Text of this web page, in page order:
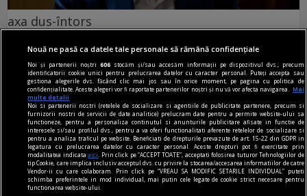
axa dus-întors
Și totuși, posteritatea lui este impresionantă și
oricine mai simte românește nu poate să nu
simtă o înaltă emoție gîndindu-se la el.
Sever VOINESCU
Nouă ne pasă ca datele tale personale să rămână confidențiale
Noi și partenerii noștri606 stocăm și/sau accesăm informații pe dispozitivul dvs., precum
identificatorii cookie unici pentru prelucrarea datelor cu caracter personal. Puteți accepta sau
gestiona alegerile dvs. făcând clic mai jos sau în orice moment, pe pagina cu politica de
confidențialitate. Aceste alegeri vor fi raportate partenerilor noștri și nu vă vor afecta navigarea.
Mai
multe detalii
Noi si partenerii nostri (retelele de socializare si agentiile de publicitate partenere, precum si
furnizorii nostri de servicii de date analitice) prelucram date pentru a permite website-ului sa
functioneze, pentru a personaliza continutul si anunturile publicitare afisate in functie de
interesele si/sau profilul dvs., pentru a va oferi functionalitati aferente retelelor de socializare si
pentru a analiza traficul pe website. Beneficiati de drepturile prevazute de art. 15-22 din GDPR in
legatura cu prelucrarea datelor cu caracter personal. Aceste drepturi pot fi exercitate prin
modalitatea indicataaici
. Prin click pe “ACCEPT TOATE”, acceptati folosirea tuturor Tehnologiilor de
tip Cookie, care implica inclusiv acceptul dvs. cu privire la stocarea/accesarea informatiilor de catre
Vendor-ii cu care colaboram. Prin click pe “VREAU SA MODIFIC SETARILE INDIVIDUAL” puteti
schimba preferintele in mod individual, mai putin cele legate de cookie strict necesare pentru
functionarea website-ului.